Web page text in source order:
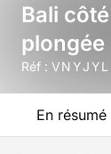
Bali
Réf : VNYJYL
En résumé